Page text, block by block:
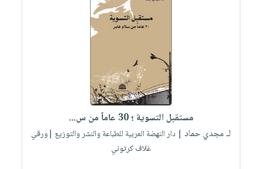
مستقبل التسوية ؛ 30 عاماً من س...
لـ مجدي حماد | دار النهضة العربية للطباعة والنشر والتوزيع |ورقي
غلاف كرتوني